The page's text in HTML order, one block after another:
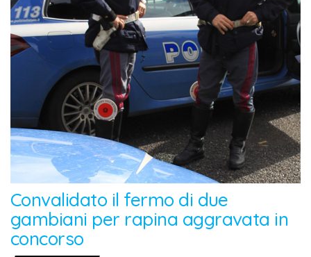
Convalidato il fermo di due
gambiani per rapina aggravata in
concorso